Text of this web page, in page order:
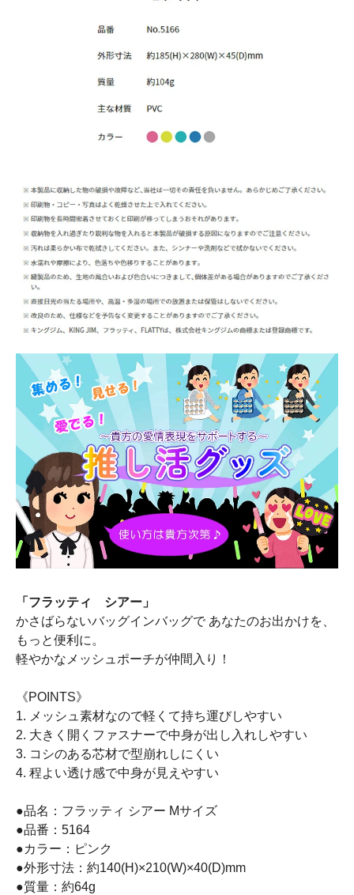
「フラッティ シアー」
かさばらないバッグインバッグで あなたのお出かけを、
もっと便利に。
軽やかなメッシュポーチが仲間入り！
《POINTS》
1. メッシュ素材なので軽くて持ち運びしやすい
2. 大きく開くファスナーで中身が出し入れしやすい
3. コシのある芯材で型崩れしにくい
4. 程よい透け感で中身が見えやすい
●品名：フラッティ シアー Mサイズ
●品番：5164
●カラー：ピンク
●外形寸法：約140(H)×210(W)×40(D)mm
●質量：約64g